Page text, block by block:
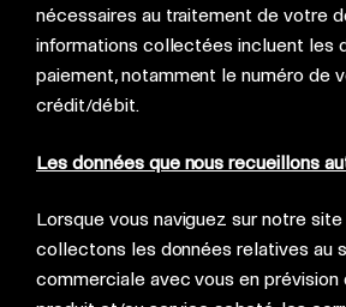
nécessaires au traitement de votre
informations collectées incluent les
paiement, notamment le numéro de
crédit/débit.
Les données que nous recueillons
Lorsque vous naviguez sur notre site
collectons les données relatives au
commerciale avec vous en prévision